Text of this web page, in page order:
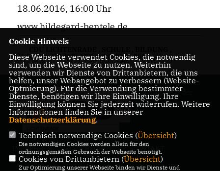
18.06.2016, 16:00 Uhr
www.hildegard-bentele.de
JUGEND,HILDEGARD BENTELE,2016
Internetseite der
CDU Lichtenrade
IMPRESSUM DATENSCHUTZ KONTAKT
Cookie Hinweis
Diese Webseite verwendet Cookies, die notwendig
sind, um die Webseite zu nutzen. Weiterhin
verwenden wir Dienste von Drittanbietern, die uns
helfen, unser Webangebot zu verbessern (Website-
Optmierung). Für die Verwendung bestimmter
Dienste, benötigen wir Ihre Einwilligung. Ihre
Einwilligung können Sie jederzeit widerrufen. Weitere
Informationen finden Sie in unserer
Datenschutzerklärung.
Technisch notwendige Cookies (Übersicht)
Die notwendigen Cookies werden allein für den
ordnungsgemäßen Gebrauch der Webseite benötigt.
Cookies von Drittanbietern (Übersicht)
Zur Optimierung unserer Webseite binden wir Dienste und